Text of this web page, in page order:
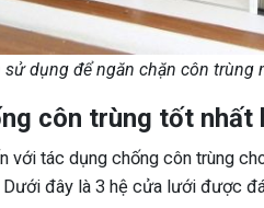
dụng để ngăn chặn côn
côn trùng tốt nhất
với tác dụng chống côn trùng
đây là 3 hệ cửa lưới được